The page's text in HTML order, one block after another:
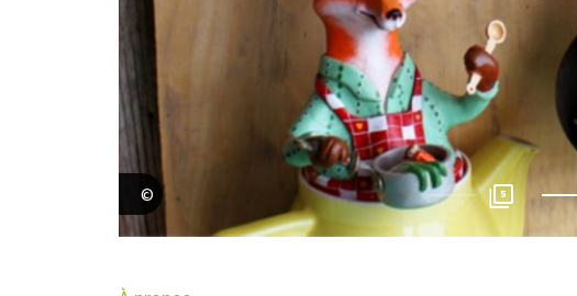
Emilie Passal 5